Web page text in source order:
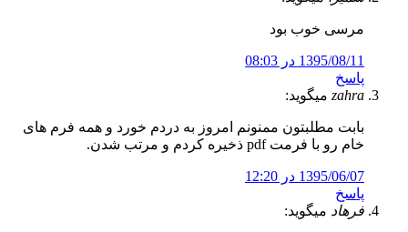
مرسی خوب بود
1395/08/11 در 08:03
پاسخ
zahra میگوید:
بابت مطلبتون ممنونم امروز به دردم خورد و همه فرم های
خام رو با فرمت pdf ذخیره کردم و مرتب شدن.
1395/06/07 در 12:20
پاسخ
فرهاد میگوید: